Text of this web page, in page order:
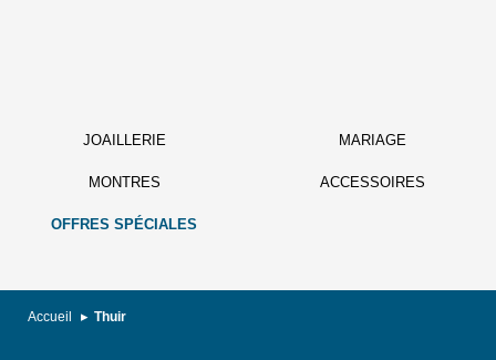
JOAILLERIE MARIAGE
MONTRES ACCESSOIRES
OFFRES SPÉCIALES
Accueil Thuir